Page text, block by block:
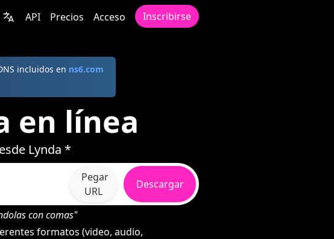
API Precios Acceso Inscribirse
incluidos en ns6.com
en línea
Lynda *
Pegar
URL
Descargar
con comas"
formatos (video, audio,